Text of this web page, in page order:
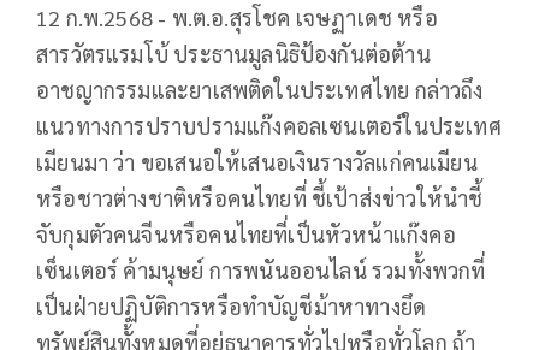
12 ก.พ.2568 - พ.ต.อ.สุรโชค เจษฏาเดช หรือ
สารวัตรแรมโบ้ ประธานมูลนิธิป้องกันต่อต้าน
อาชญากรรมและยาเสพติดในประเทศไทย กล่าวถึง
แนวทางการปราบปรามแก๊งคอลเซนเตอร์ในประเทศ
เมียนมา ว่า ขอเสนอให้เสนอเงินรางวัลแก่คนเมียน
หรือชาวต่างชาติหรือคนไทยที่ ชี้เป้าส่งข่าวให้นำชี้
จับกุมตัวคนจีนหรือคนไทยที่เป็นหัวหน้าแก๊งคอ
เซ็นเตอร์ ค้ามนุษย์ การพนันออนไลน์ รวมทั้งพวกที่
เป็นฝ่ายปฏิบัติการหรือทำบัญชีม้าหาทางยึด
ทรัพย์สินทั้งหมดที่อยู่ธนาคารทั่วไปหรือทั่วโลก ถ้า